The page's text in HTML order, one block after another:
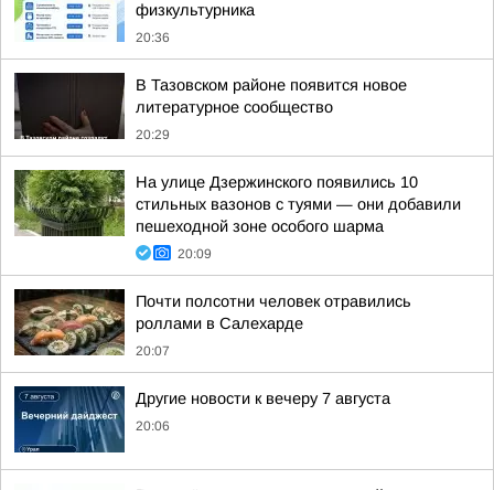
физкультурника
20:36
В Тазовском районе появится новое
литературное сообщество
20:29
На улице Дзержинского появились 10
стильных вазонов с туями — они добавили
пешеходной зоне особого шарма
20:09
Почти полсотни человек отравились
роллами в Салехарде
20:07
Другие новости к вечеру 7 августа
20:06